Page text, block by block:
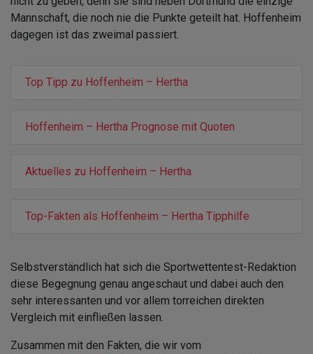
Mannschaft, die noch nie die Punkte geteilt hat. Hoffenheim
dagegen ist das zweimal passiert.
Top Tipp zu Hoffenheim – Hertha
Hoffenheim – Hertha Prognose mit Quoten
Aktuelles zu Hoffenheim – Hertha
Top-Fakten als Hoffenheim – Hertha Tipphilfe
Selbstverständlich hat sich die Sportwettentest-Redaktion
diese Begegnung genau angeschaut und dabei auch den
sehr interessanten und vor allem torreichen direkten
Vergleich mit einfließen lassen.
Zusammen mit den Fakten, die wir vom